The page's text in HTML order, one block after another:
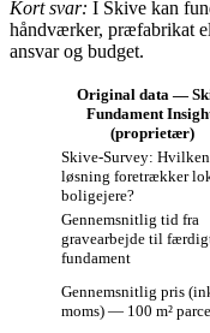
Kort svar: I Skive kan
håndværker, præfabrikat
ansvar og budget.
Original data —
Fundament
(proprietær)
Skive‑Survey: Hvilken
løsning foretrækker
boligejere?
Gennemsnitlig tid fra
gravearbejde til
fundament
Gennemsnitlig pris
moms) — 100 m²